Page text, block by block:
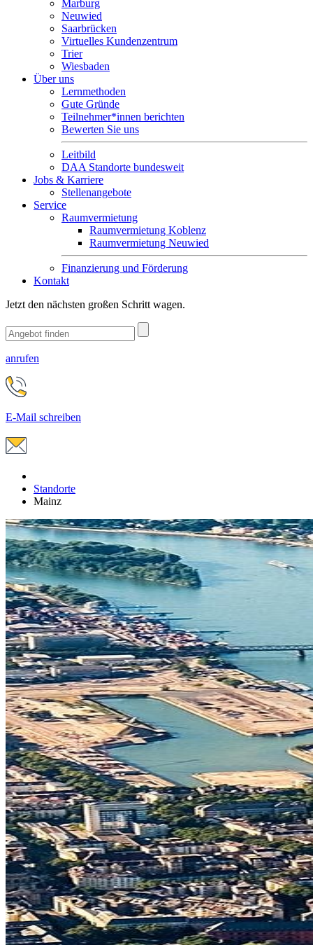
Marburg
Neuwied
Saarbrücken
Virtuelles Kundenzentrum
Trier
Wiesbaden
Über uns
Lernmethoden
Gute Gründe
Teilnehmer*innen berichten
Bewerten Sie uns
Leitbild
DAA Standorte bundesweit
Jobs & Karriere
Stellenangebote
Service
Raumvermietung
Raumvermietung Koblenz
Raumvermietung Neuwied
Finanzierung und Förderung
Kontakt
Jetzt den nächsten großen Schritt wagen.
anrufen
E-Mail schreiben
Standorte
Mainz